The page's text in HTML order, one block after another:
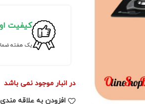
کیفیت
یک هفته
در انبار موجود نمی باشد
افزودن به علاقه مندی